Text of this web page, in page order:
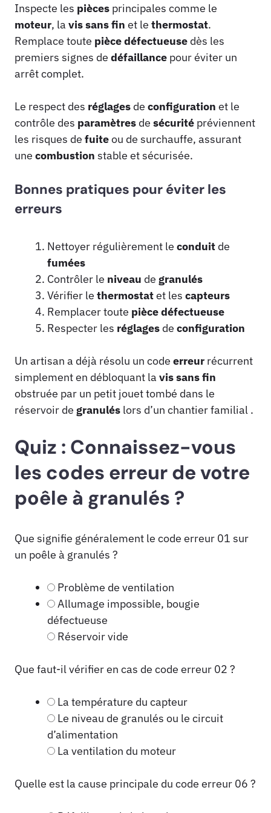
Inspecte les pièces principales comme le
moteur, la vis sans fin et le thermostat.
Remplace toute piècedéfectueuse dès les
premiers signes de défaillance pour éviter un
arrêt complet.
Le respect des réglages de configuration et le
contrôle des paramètres de sécurité préviennent
les risques de fuiteou de surchauffe, assurant
une combustion stable et sécurisée.
Bonnes pratiques pour éviter les
erreurs
Nettoyer régulièrement le conduit de
fumées
Contrôler le niveau de granulés
Vérifier le thermostatet les capteurs
Remplacer toute piècedéfectueuse
Respecter les réglages de configuration
Un artisan a déjà résolu un code erreur récurrent
simplement en débloquant la vis sans fin
obstruée par un petit jouet tombé dans le
réservoir de granulés lors d’un chantier familial .
Quiz : Connaissez-vous
les codes erreur de votre
poêle à granulés ?
Que signifie généralement le code erreur 01 sur
un poêle à granulés ?
Problème de ventilation
Allumage impossible, bougie
défectueuse
Réservoir vide
Que faut-il vérifier en cas de code erreur 02 ?
La température du capteur
Le niveau de granulés ou le circuit
d’alimentation
La ventilation du moteur
Quelle est la cause principale du code erreur 06 ?